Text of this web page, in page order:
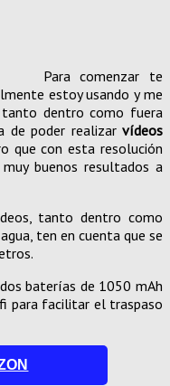
Para comenzar te
estoy usando y me
tanto dentro como fuera
de poder realizar vídeos
que con esta resolución
buenos resultados a
tanto dentro como
ten en cuenta que se
baterías de 1050 mAh
para facilitar el traspaso